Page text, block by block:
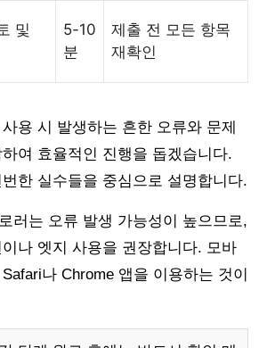
및
5-10
분
제출 전 모든 항목
재확인
용 시 발생하는 흔한 오류와 문제
여 효율적인 진행을 돕겠습니다.
한 실수들을 중심으로 설명합니다.
러는 오류 발생 가능성이 높으므로,
나 엣지 사용을 권장합니다. 모바
나 Chrome 앱을 이용하는 것이